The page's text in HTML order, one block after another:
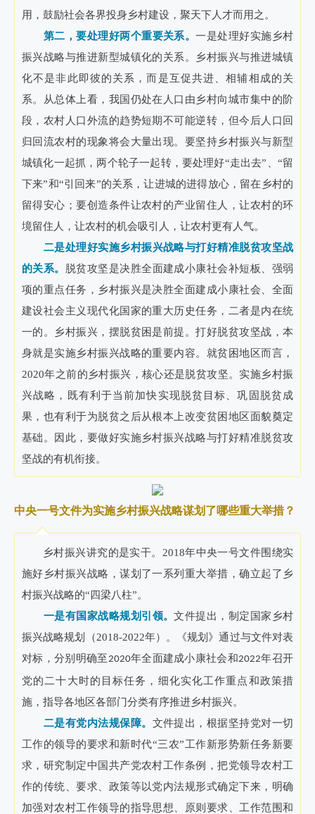
用，鼓励社会各界投身乡村建设，聚天下人才而用之。
第二，要处理好两个重要关系。一是处理好实施乡村
振兴战略与推进新型城镇化的关系。乡村振兴与推进城镇
化不是非此即彼的关系，而是互促共进、相辅相成的关
系。从总体上看，我国仍处在人口由乡村向城市集中的阶
段，农村人口外流的趋势短期不可能逆转，但今后人口回
归回流农村的现象将会大量出现。要坚持乡村振兴与新型
城镇化一起抓，两个轮子一起转，要处理好“走出去”、“留
下来”和“引回来”的关系，让进城的进得放心，留在乡村的
留得安心；要创造条件让农村的产业留住人，让农村的环
境留住人，让农村的机会吸引人，让农村更有人气。
二是处理好实施乡村振兴战略与打好精准脱贫攻坚战
的关系。
脱贫攻坚是决胜全面建成小康社会补短板、强弱
项的重点任务，乡村振兴是决胜全面建成小康社会、全面
建设社会主义现代化国家的重大历史任务，二者是内在统
一的。乡村振兴，摆脱贫困是前提。打好脱贫攻坚战，本
身就是实施乡村振兴战略的重要内容。就贫困地区而言，
2020年之前的乡村振兴，核心还是脱贫攻坚。实施乡村振
兴战略，既有利于当前加快实现脱贫目标、巩固脱贫成
果，也有利于为脱贫之后从根本上改变贫困地区面貌奠定
基础。因此，要做好实施乡村振兴战略与打好精准脱贫攻
坚战的有机衔接。
中央一号文件为实施乡村振兴战略谋划了哪些重大举措？
乡村振兴讲究的是实干。2018年中央一号文件围绕实
施好乡村振兴战略，谋划了一系列重大举措，确立起了乡
村振兴战略的“四梁八柱”。
一是有国家战略规划引领。文件提出，制定国家乡村
振兴战略规划（2018-2022年）。《规划》通过与文件对表
对标，分别明确至2020年全面建成小康社会和2022年召开
党的二十大时的目标任务，细化实化工作重点和政策措
施，指导各地区各部门分类有序推进乡村振兴。
二是有党内法规保障。 文件提出，根据坚持党对一切
工作的领导的要求和新时代“三农”工作新形势新任务新要
求，研究制定中国共产党农村工作条例，把党领导农村工
作的传统、要求、政策等以党内法规形式确定下来，明确
加强对农村工作领导的指导思想、原则要求、工作范围和